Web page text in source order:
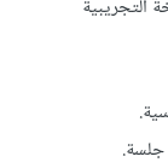
جلسة.